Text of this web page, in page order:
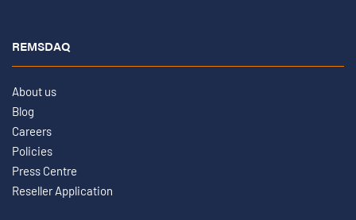
REMSDAQ
About us
Blog
Careers
Policies
Press Centre
Reseller Application